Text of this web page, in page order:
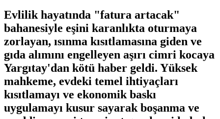
Evlilik hayatında "fatura artacak"
bahanesiyle eşini karanlıkta oturmaya
zorlayan, ısınma kısıtlamasına giden ve
gıda alımını engelleyen aşırı cimri kocaya
Yargıtay'dan kötü haber geldi. Yüksek
mahkeme, evdeki temel ihtiyaçları
kısıtlamayı ve ekonomik baskı
uygulamayı kusur sayarak boşanma ve